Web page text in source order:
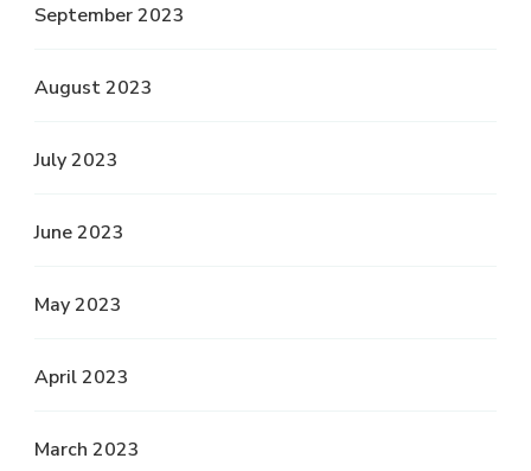
September 2023
August 2023
July 2023
June 2023
May 2023
April 2023
March 2023